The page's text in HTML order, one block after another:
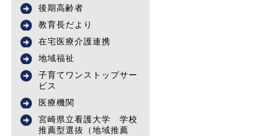
後期高齢者
教育長だより
在宅医療介護連携
地域福祉
子育てワンストップサー
ビス
医療機関
宮崎県立看護大学 学校
推薦型選抜（地域推薦